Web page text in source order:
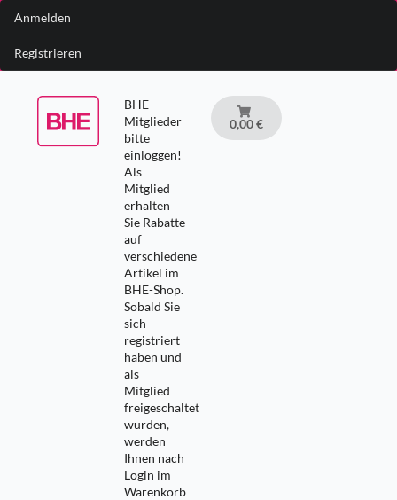
Anmelden
Registrieren
BHE-
Mitglieder
bitte
einloggen!
Als
Mitglied
erhalten
Sie Rabatte
auf
verschiedene
Artikel im
BHE-Shop.
Sobald Sie
sich
registriert
haben und
als
Mitglied
freigeschaltet
wurden,
werden
Ihnen nach
Login im
Warenkorb
0,00 €